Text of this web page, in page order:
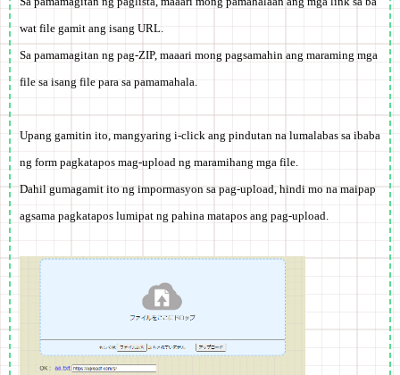
wat file gamit ang isang URL.
Sa pamamagitan ng pag-ZIP, maaari mong pagsamahin ang maraming mga
file sa isang file para sa pamamahala.
Upang gamitin ito, mangyaring i-click ang pindutan na lumalabas sa ibaba
ng form pagkatapos mag-upload ng maramihang mga file.
Dahil gumagamit ito ng impormasyon sa pag-upload, hindi mo na maipap
agsama pagkatapos lumipat ng pahina matapos ang pag-upload.